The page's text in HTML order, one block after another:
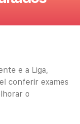
e a Liga,
conferir exames
o